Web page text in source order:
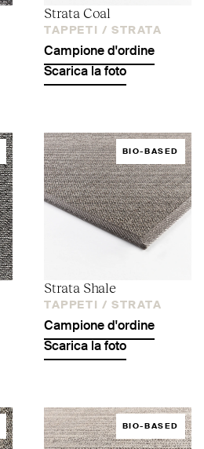
Strata Coal
TAPPETI / STRATA
Campione d'ordine
Scarica la foto
BIO-BASED
Strata Shale
TAPPETI / STRATA
Campione d'ordine
Scarica la foto
BIO-BASED